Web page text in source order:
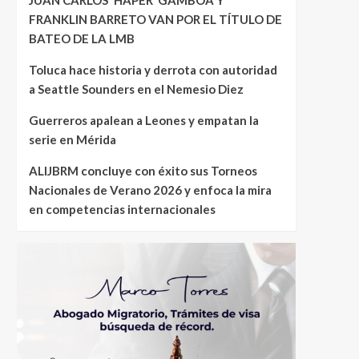
FRANKLIN BARRETO VAN POR EL TÍTULO DE
BATEO DE LA LMB
Toluca hace historia y derrota con autoridad
a Seattle Sounders en el Nemesio Diez
Guerreros apalean a Leones y empatan la
serie en Mérida
ALIJBRM concluye con éxito sus Torneos
Nacionales de Verano 2026 y enfoca la mira
en competencias internacionales